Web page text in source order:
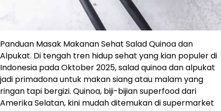
Panduan Masak Makanan Sehat Salad Quinoa dan
Alpukat. Di tengah tren hidup sehat yang kian populer di
Indonesia pada Oktober 2025, salad quinoa dan alpukat
jadi primadona untuk makan siang atau malam yang
ringan tapi bergizi. Quinoa, biji-bijian superfood dari
Amerika Selatan, kini mudah ditemukan di supermarket